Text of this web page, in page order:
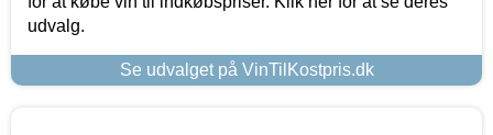
udvalg.
Se udvalget på VinTilKostpris.dk